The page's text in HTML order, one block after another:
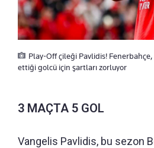
Play-Off çileği Pavlidis!
ettiği golcü için şartları zorluyor
3 MAÇTA 5 GOL
Vangelis Pavlidis, bu sezon